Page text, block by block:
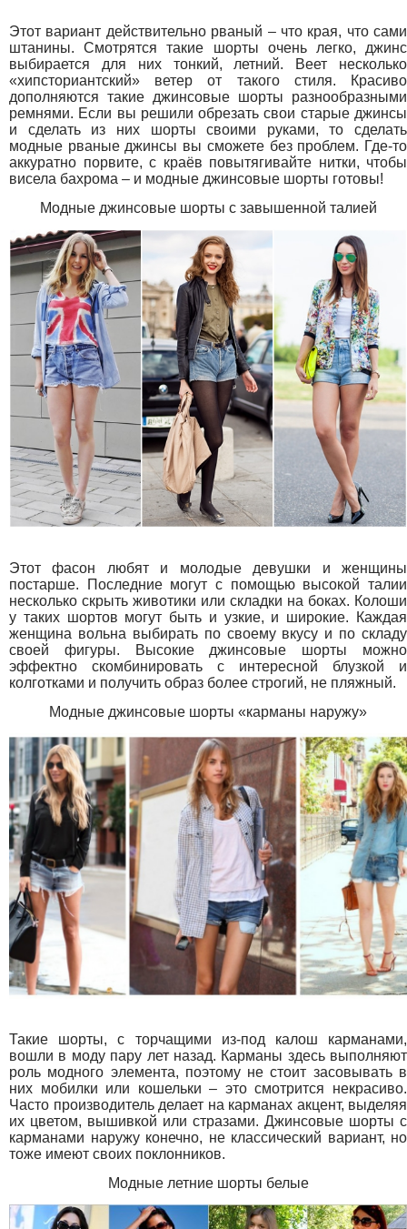
Этот вариант действительно рваный – что края, что сами
штанины. Смотрятся такие шорты очень легко, джинс
выбирается для них тонкий, летний. Веет несколько
«хипсториантский» ветер от такого стиля. Красиво
дополняются такие джинсовые шорты разнообразными
ремнями. Если вы решили обрезать свои старые джинсы
и сделать из них шорты своими руками, то сделать
модные рваные джинсы вы сможете без проблем. Где-то
аккуратно порвите, с краёв повытягивайте нитки, чтобы
висела бахрома – и модные джинсовые шорты готовы!
Модные джинсовые шорты с завышенной талией
Этот фасон любят и молодые девушки и женщины
постарше. Последние могут с помощью высокой талии
несколько скрыть животики или складки на боках. Колоши
у таких шортов могут быть и узкие, и широкие. Каждая
женщина вольна выбирать по своему вкусу и по складу
своей фигуры. Высокие джинсовые шорты можно
эффектно скомбинировать с интересной блузкой и
колготками и получить образ более строгий, не пляжный.
Модные джинсовые шорты «карманы наружу»
Такие шорты, с торчащими из-под калош карманами,
вошли в моду пару лет назад. Карманы здесь выполняют
роль модного элемента, поэтому не стоит засовывать в
них мобилки или кошельки – это смотрится некрасиво.
Часто производитель делает на карманах акцент, выделяя
их цветом, вышивкой или стразами. Джинсовые шорты с
карманами наружу конечно, не классический вариант, но
тоже имеют своих поклонников.
Модные летние шорты белые